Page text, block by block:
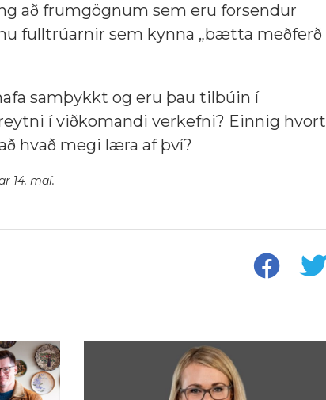
að frumgögnum sem eru forsendur
fulltrúarnir sem kynna „bætta meðferð
samþykkt og eru þau tilbúin í
í viðkomandi verkefni? Einnig hvort
hvað megi læra af því?
14. maí.